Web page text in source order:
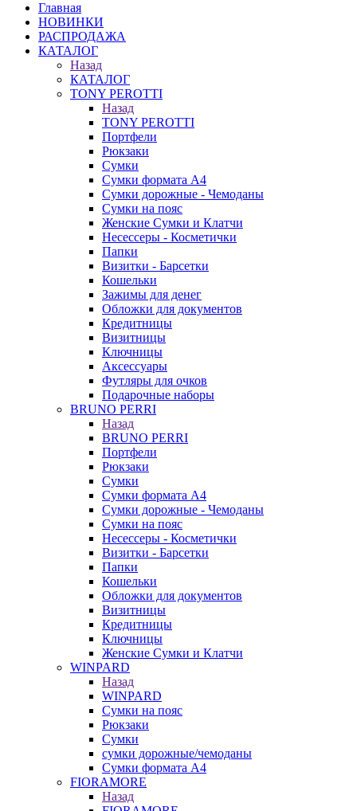
Главная
НОВИНКИ
РАСПРОДАЖА
КАТАЛОГ
Назад
КАТАЛОГ
TONY PEROTTI
Назад
TONY PEROTTI
Портфели
Рюкзаки
Сумки
Сумки формата А4
Сумки дорожные - Чемоданы
Сумки на пояс
Женские Сумки и Клатчи
Несессеры - Косметички
Папки
Визитки - Барсетки
Кошельки
Зажимы для денег
Обложки для документов
Кредитницы
Визитницы
Ключницы
Аксессуары
Футляры для очков
Подарочные наборы
BRUNO PERRI
Назад
BRUNO PERRI
Портфели
Рюкзаки
Сумки
Сумки формата А4
Сумки дорожные - Чемоданы
Сумки на пояс
Несессеры - Косметички
Визитки - Барсетки
Папки
Кошельки
Обложки для документов
Визитницы
Кредитницы
Ключницы
Женские Сумки и Клатчи
WINPARD
Назад
WINPARD
Сумки на пояс
Рюкзаки
Сумки
сумки дорожные/чемоданы
Сумки формата А4
FIORAMORE
Назад